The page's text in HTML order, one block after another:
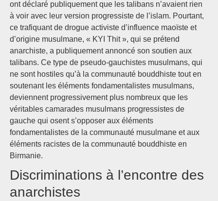
ont déclaré publiquement que les talibans n’avaient rien
à voir avec leur version progressiste de l’islam. Pourtant,
ce trafiquant de drogue activiste d’influence maoïste et
d’origine musulmane, « KYI Thit », qui se prétend
anarchiste, a publiquement annoncé son soutien aux
talibans. Ce type de pseudo-gauchistes musulmans, qui
ne sont hostiles qu’à la communauté bouddhiste tout en
soutenant les éléments fondamentalistes musulmans,
deviennent progressivement plus nombreux que les
véritables camarades musulmans progressistes de
gauche qui osent s’opposer aux éléments
fondamentalistes de la communauté musulmane et aux
éléments racistes de la communauté bouddhiste en
Birmanie.
Discriminations à l’encontre des
anarchistes